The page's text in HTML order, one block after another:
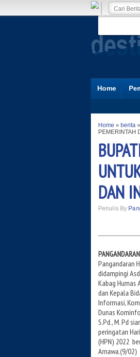
Home
Home » berita »
PEMERINTAH
DAN
Penulis By
Pangandaran
didampingi
Kabag Humas
dan Kepala
Informasi,
Dunas
S.Pd., M. Pd
peringatan
(HPN) 2022
Arnawa.(9/02)